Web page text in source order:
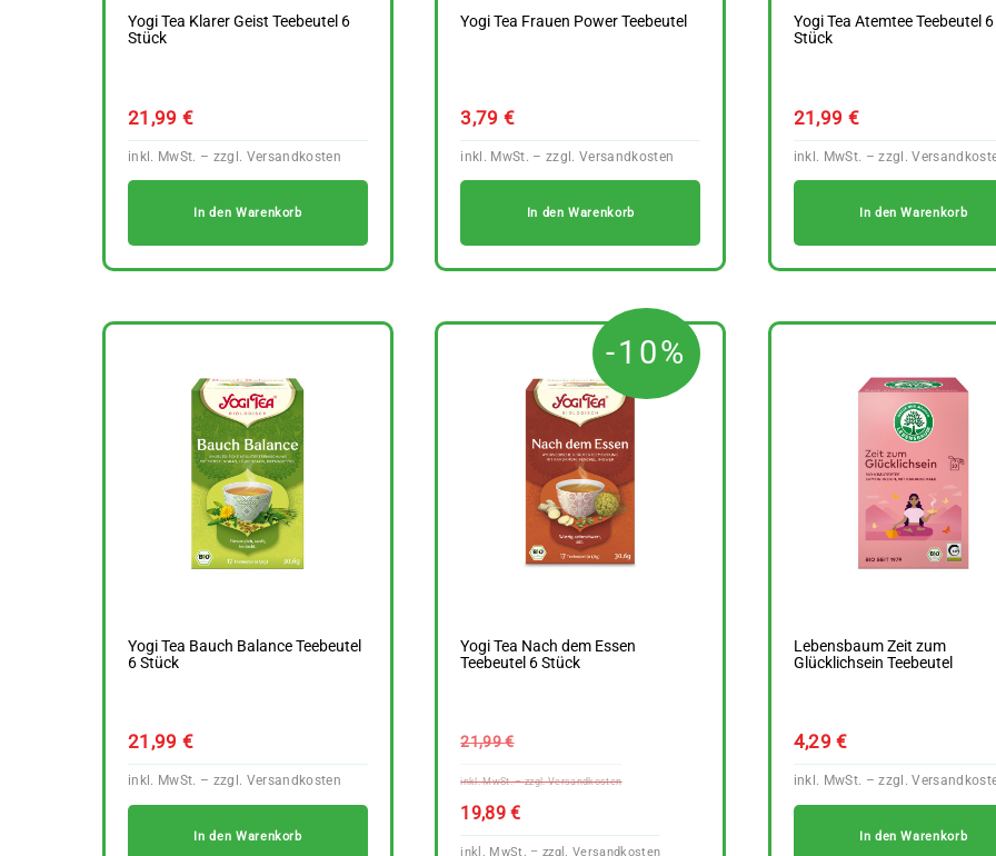
Yogi Tea Klarer Geist Teebeutel 6
Stück
21,99€
In den Warenkorb
Yogi Tea Frauen Power Teebeutel
3,79 €
In den Warenkorb
Yogi Tea Atemtee Teebeutel 6
Stück
21,99 €
In den Warenkorb
Yogi Tea Bauch Balance Teebeutel
6 Stück
21,99€
In den Warenkorb
-10%
Yogi Tea Nach dem Essen
Teebeutel 6 Stück
21,99€
21,99 €
19,89€
Preis
Lebensbaum Zeit zum
Glücklichsein Teebeutel
4,29€
In den Warenkorb